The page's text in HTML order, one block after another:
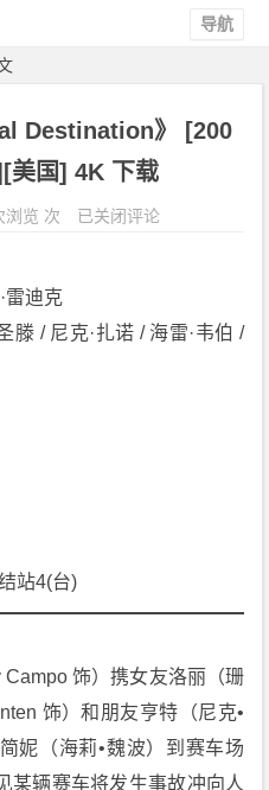
导航
Destination》 [200
美国] 4K 下载
浏览 次
《死
4
t
n
a
已关闭评论
雷迪克
滕 / 尼克·扎诺 / 海雷·韦伯 /
站4(台)
饰）携女友洛丽（珊
饰）和朋友亨特（尼克•
妮（海莉•魏波）到赛车场
某辆赛车将发生事故冲向人